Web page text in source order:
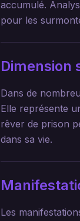
accumulé.
pour les
Dimension
Dans de
Elle représente
rêver de prison
dans sa vie.
Les